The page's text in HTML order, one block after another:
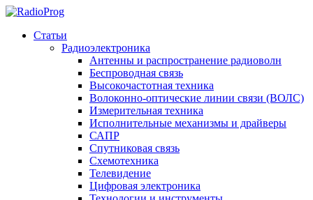
Статьи
Радиоэлектроника
Антенны и распространение радиоволн
Беспроводная связь
Высокочастотная техника
Волоконно-оптические линии связи (ВОЛС)
Измерительная техника
Исполнительные механизмы и драйверы
САПР
Спутниковая связь
Схемотехника
Телевидение
Цифровая электроника